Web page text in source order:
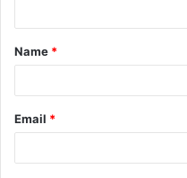
t
*
Name *
Email *